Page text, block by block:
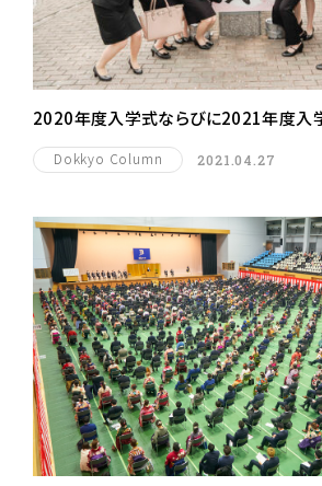
2020年度入学式ならびに2021年度入
Dokkyo Column 2021.04.27